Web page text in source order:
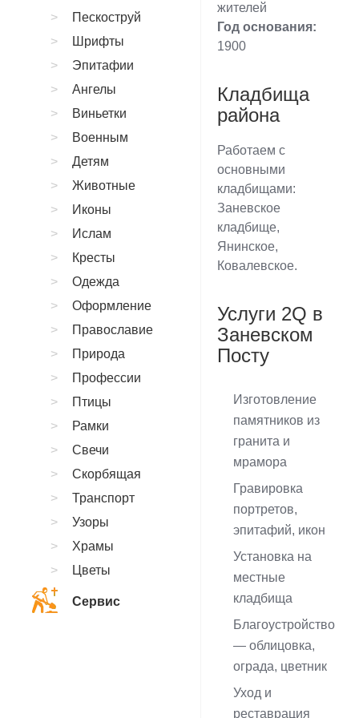
жителей
Год основания:
1900
Кладбища
района
Работаем с
основными
кладбищами:
Заневское
кладбище,
Янинское,
Ковалевское.
Услуги 2Q в
Заневском
Посту
Изготовление
памятников из
гранита и
мрамора
Гравировка
портретов,
эпитафий, икон
Установка на
местные
кладбища
Благоустройство
— облицовка,
ограда, цветник
Уход и
реставрация
Пескоструй
Шрифты
Эпитафии
Ангелы
Виньетки
Военным
Детям
Животные
Иконы
Ислам
Кресты
Одежда
Оформление
Православие
Природа
Профессии
Птицы
Рамки
Свечи
Скорбящая
Транспорт
Узоры
Храмы
Цветы
Сервис